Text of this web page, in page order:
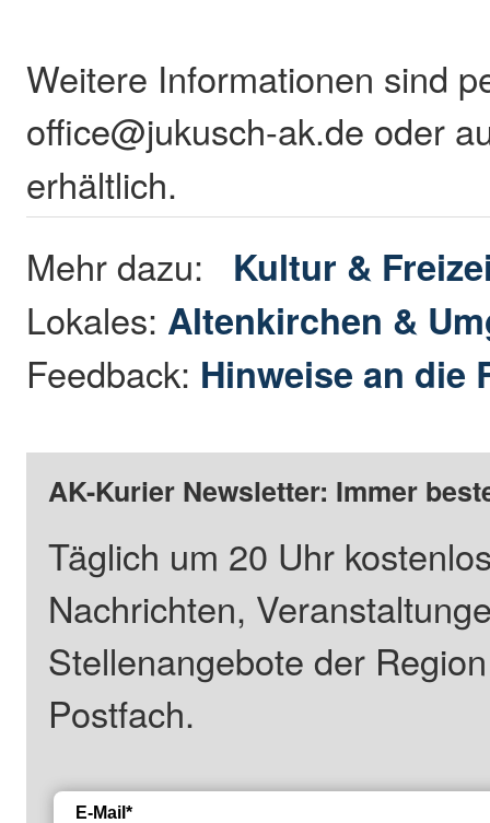
Weitere Informationen sind
office@jukusch-ak.de oder
erhältlich.
Mehr dazu: Kultur &
Lokales: Altenkirchen &
Feedback: Hinweise an die
AK-Kurier Newsletter: Immer
Täglich um 20 Uhr
Nachrichten,
Stellenangebote der
Postfach.
E-Mail*